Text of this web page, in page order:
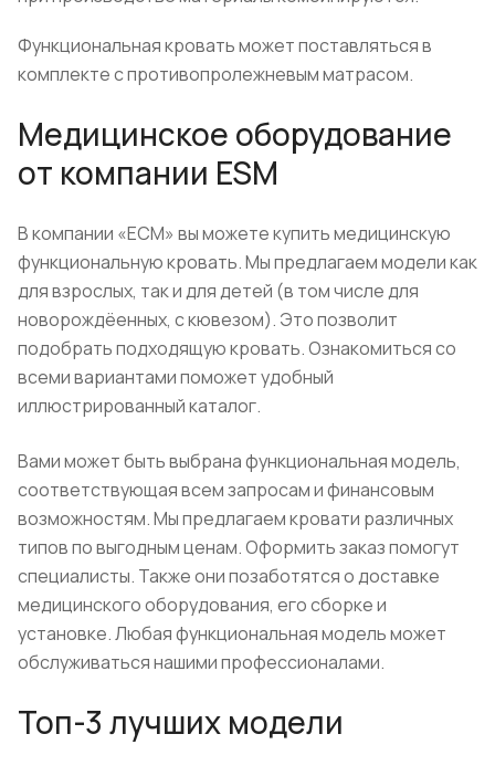
Функциональная кровать может поставляться в
комплекте с противопролежневым матрасом.
Медицинское оборудование
от компании ESM
В компании «ЕСМ» вы можете купить медицинскую
функциональную кровать. Мы предлагаем модели как
для взрослых, так и для детей (в том числе для
новорождёенных, с кювезом). Это позволит
подобрать подходящую кровать. Ознакомиться со
всеми вариантами поможет удобный
иллюстрированный каталог.
Вами может быть выбрана функциональная модель,
соответствующая всем запросам и финансовым
возможностям. Мы предлагаем кровати различных
типов по выгодным ценам. Оформить заказ помогут
специалисты. Также они позаботятся о доставке
медицинского оборудования, его сборке и
установке. Любая функциональная модель может
обслуживаться нашими профессионалами.
Топ-3 лучших модели